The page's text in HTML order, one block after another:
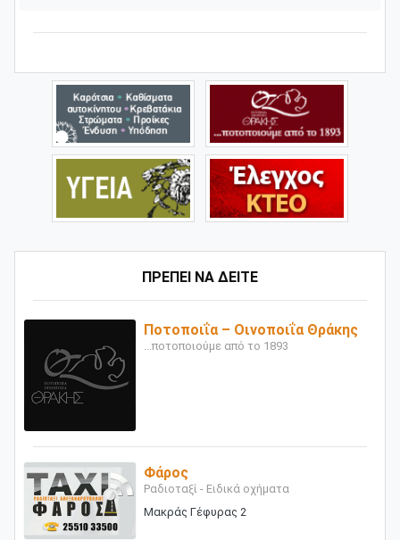
ΠΡΕΠΕΙ ΝΑ ΔΕΙΤΕ
Ποτοποιΐα – Οινοποιΐα Θράκης
...ποτοποιούμε από το 1893
Φάρος
Ραδιοταξί - Ειδικά οχήματα
Μακράς Γέφυρας 2